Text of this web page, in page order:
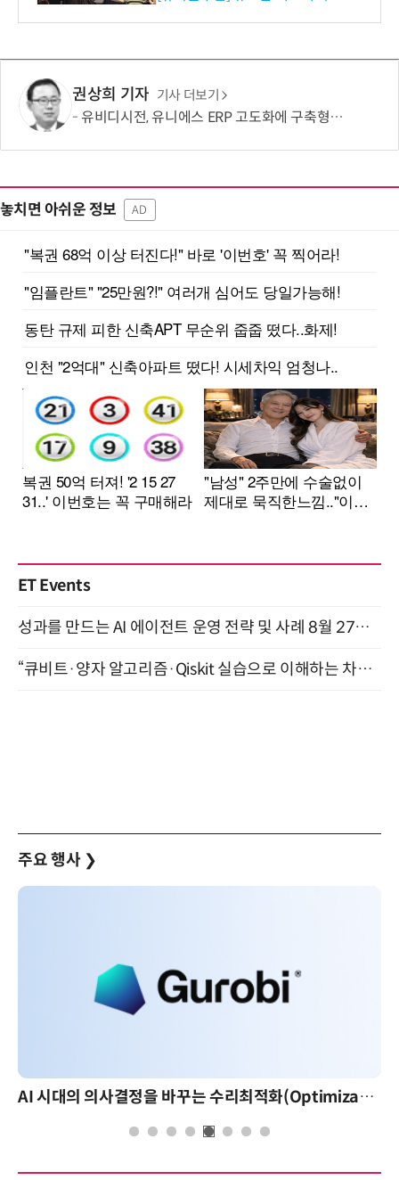
권상희 기자 기사 더보기
유비디시전, 유니에스 ERP 고도화에 구축형 전자서명 공급…보안·비용효율 동시 강화
놓치면 아쉬운 정보 AD
ET Events
성과를 만드는 AI 에이전트 운영 전략 및 사례 8월 27일 개최
“큐비트·양자 알고리즘·Qiskit 실습으로 이해하는 차세대 컴퓨팅” (8/28)
주요 행사 ❯
AI 시대의 의사결정을 바꾸는 수리최적화(Optimization): 실제 산업 적용 사례와 활용 전략